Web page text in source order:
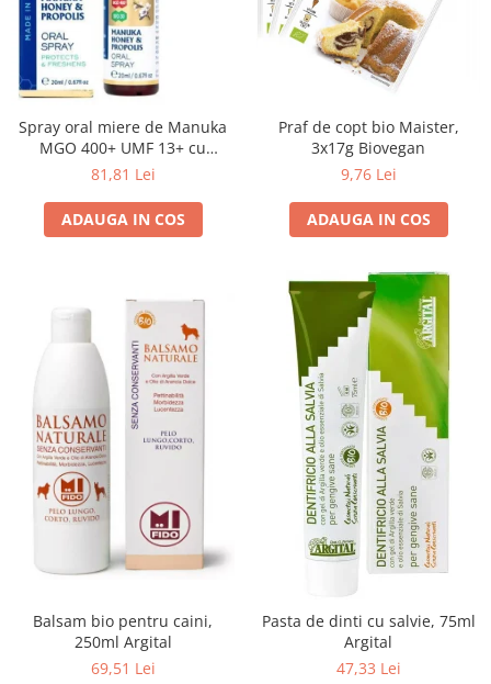
Ceai vrac
Ceaiuri diverse si accesorii
Bauturi
Apa
Sucuri
Vinuri, bere si alte bauturi
Energizante
Cacao si inlocuitori
Seminte bio pentru germinat
Seminte din plante oleaginoase
Superalimente bio
Fructe si legume Bio
Alimente de baza
Cereale, fulgi din cereale, mic
Orez, Faina si Premixuri
Ulei, otet
Produse din carne
Spray oral miere de Manuka
MGO 400+ UMF 13+ cu
Propolis (20ml)
81,81 Lei
ADAUGA IN COS
Praf de copt bio Maister,
3x17g Biovegan
9,76 Lei
ADAUGA IN COS
Balsam bio pentru caini,
250ml Argital
69,51 Lei
Pasta de dinti cu salvie, 75ml
Argital
47,33 Lei